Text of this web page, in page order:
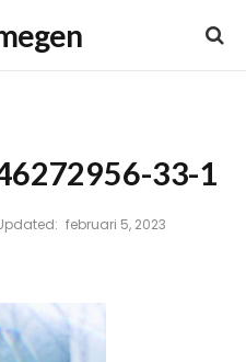
33-1
februari 5, 2023